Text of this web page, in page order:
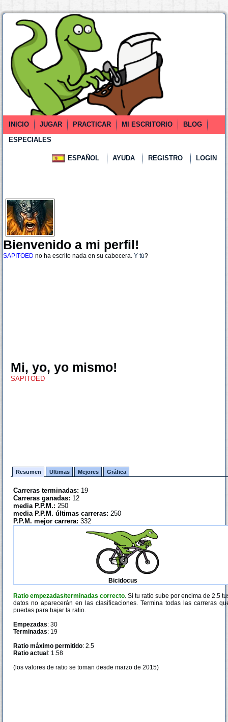
INICIO JUGAR PRACTICAR MI ESCRITORIO
BLOG
ESPECIALES
ESPAÑOL AYUDA REGISTRO LOGIN
Bienvenido a mi perfil!
SAPITOED no ha escrito nada en su cabecera. Y tú?
Mi, yo, yo mismo!
SAPITOED
Resumen Ultimas Mejores Gráfica
Carreras terminadas: 19
Carreras ganadas: 12
media P.P.M.: 250
media P.P.M. últimas carreras: 250
P.P.M. mejor carrera: 332
Bicidocus
Ratio empezadas/terminadas correcto. Si tu ratio sube por encima de 2.5
datos no aparecerán en las clasificaciones. Termina todas las carreras
puedas para bajar la ratio.
Empezadas: 30
Terminadas: 19
Ratio máximo permitido: 2.5
Ratio actual : 1.58
(los valores de ratio se toman desde marzo de 2015)